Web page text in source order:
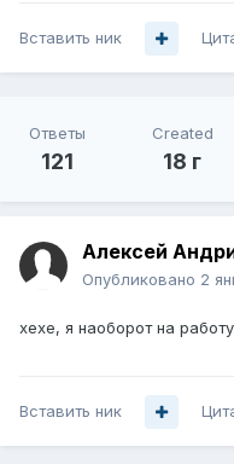
Вставить ник
Ответы
121
Created
18 г
Алексей
Опубликовано 2
хехе, я наоборот на
Вставить ник